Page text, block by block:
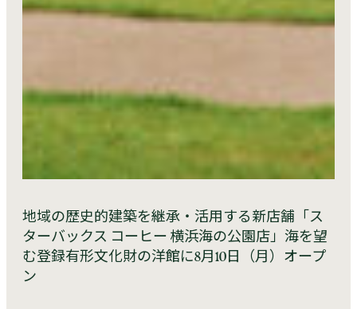
地域の歴史的建築を継承・活用する新店舗「ス
ターバックス コーヒー 横浜海の公園店」海を望
む登録有形文化財の洋館に8月10日（月）オープ
ン